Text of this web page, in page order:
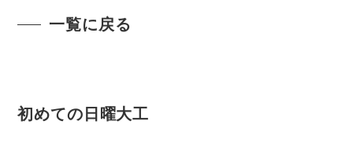
一覧に戻る
初めての日曜大工